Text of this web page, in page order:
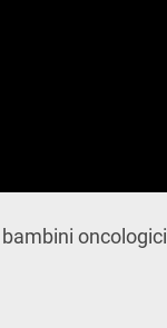
oncologici